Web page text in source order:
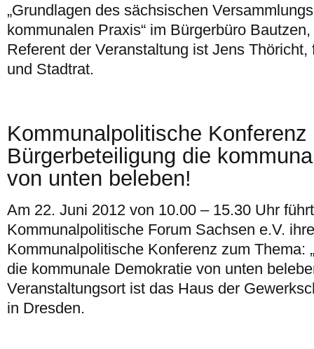
„Grundlagen des sächsischen
kommunalen Praxis“ im Bürgerbüro
Referent der Veranstaltung ist Jens
und Stadtrat.
Kommunalpolitische
Bürgerbeteiligung die
von unten beleben!
Am 22. Juni 2012 von 10.00 – 15.30 Uhr
Kommunalpolitische Forum Sachsen e.V.
Kommunalpolitische Konferenz zum Thema:
die kommunale Demokratie von unten
Veranstaltungsort ist das Haus der
in Dresden.